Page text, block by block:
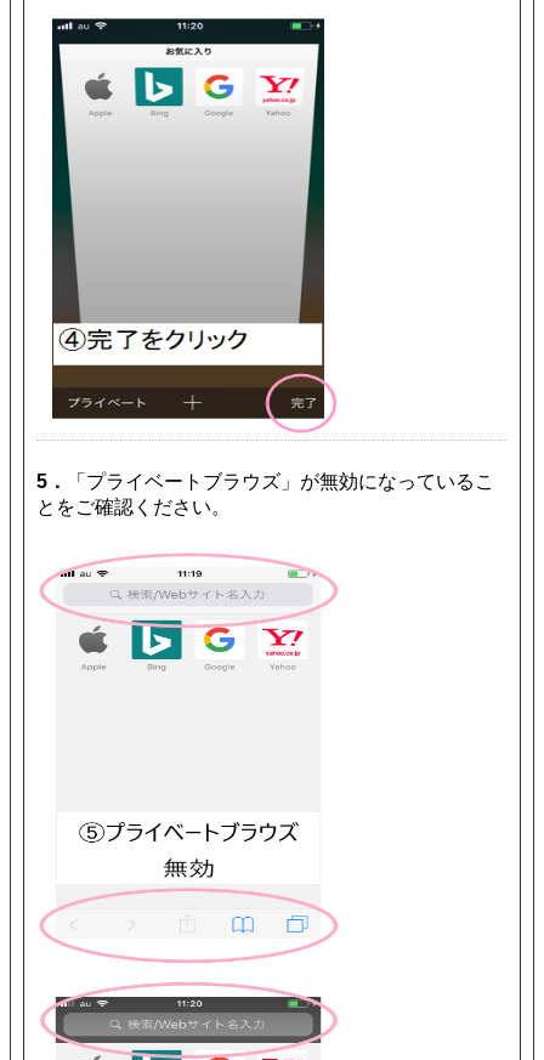
5．
「プライベートブラウズ」が無効になっているこ
とをご確認ください。